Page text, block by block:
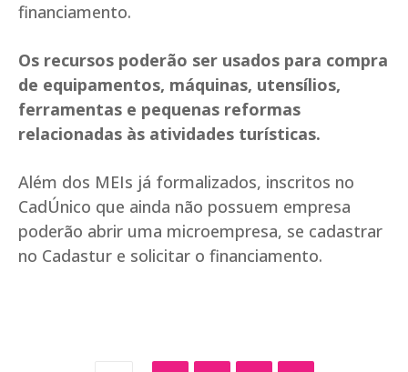
financiamento.
Os recursos poderão ser usados para compra
de equipamentos, máquinas, utensílios,
ferramentas e pequenas reformas
relacionadas às atividades turísticas.
Além dos MEIs já formalizados, inscritos no
CadÚnico que ainda não possuem empresa
poderão abrir uma microempresa, se cadastrar
no Cadastur e solicitar o financiamento.